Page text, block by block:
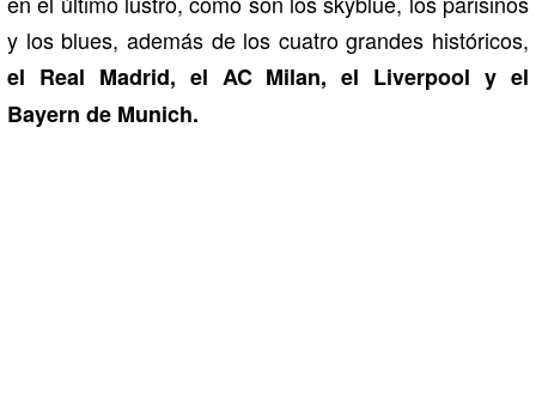
y los blues, además de los cuatro grandes históricos,
el Real Madrid, el AC Milan, el Liverpool y el
Bayern de Munich.